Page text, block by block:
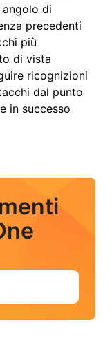
di
precedenti
più
di vista
ricognizioni
dal punto
in successo